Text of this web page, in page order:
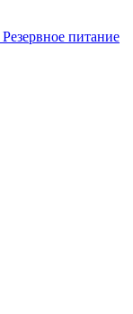
Резервное питание